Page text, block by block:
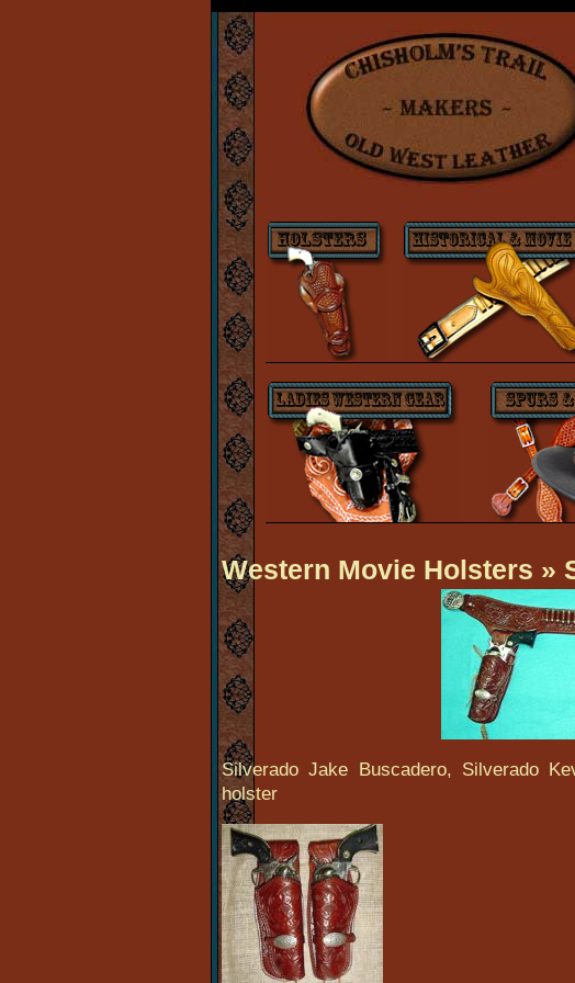
Western Movie Holsters »
Silverado Jake Buscadero, Silverado
holster